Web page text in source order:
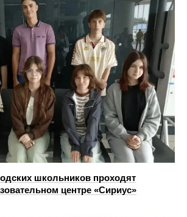
школьников проходят
центре «Сириус»